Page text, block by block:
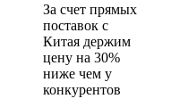
За счет прямых
поставок с
Китая держим
цену на 30%
ниже чем у
конкурентов